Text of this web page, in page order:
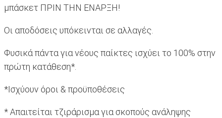
μπάσκετ ΠΡΙΝ ΤΗΝ ΕΝΑΡΞΗ!
Οι αποδόσεις υπόκεινται σε αλλαγές.
Φυσικά πάντα για νέους παίκτες ισχύει το 100% στην
πρώτη κατάθεση*.
*Ισχύουν όροι & προϋποθέσεις
* Απαιτείται τζιράρισμα για σκοπούς ανάληψης